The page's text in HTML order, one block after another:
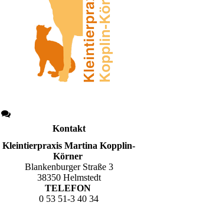
Kontakt
Kleintierpraxis Martina Kopplin-
Körner
Blankenburger Straße 3
38350 Helmstedt
TELEFON
0 53 51-3 40 34